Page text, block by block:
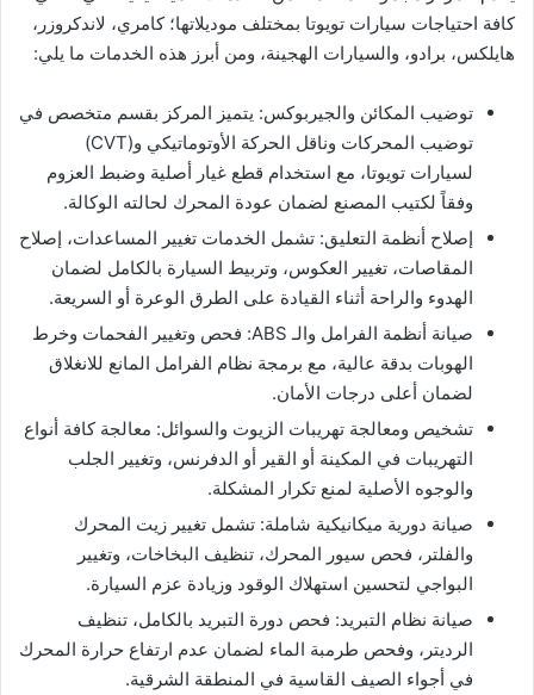
كافة احتياجات سيارات تويوتا بمختلف موديلاتها؛ كامري، لاندكروزر،
هايلكس، برادو، والسيارات الهجينة، ومن أبرز هذه الخدمات ما يلي:
توضيب المكائن والجيربوكس: يتميز المركز بقسم متخصص في
توضيب المحركات وناقل الحركة الأوتوماتيكي و(CVT)
لسيارات تويوتا، مع استخدام قطع غيار أصلية وضبط العزوم
وفقاً لكتيب المصنع لضمان عودة المحرك لحالته الوكالة.
إصلاح أنظمة التعليق: تشمل الخدمات تغيير المساعدات، إصلاح
المقاصات، تغيير العكوس، وتربيط السيارة بالكامل لضمان
الهدوء والراحة أثناء القيادة على الطرق الوعرة أو السريعة.
صيانة أنظمة الفرامل والـ ABS: فحص وتغيير الفحمات وخرط
الهوبات بدقة عالية، مع برمجة نظام الفرامل المانع للانغلاق
لضمان أعلى درجات الأمان.
تشخيص ومعالجة تهريبات الزيوت والسوائل: معالجة كافة أنواع
التهريبات في المكينة أو القير أو الدفرنس، وتغيير الجلب
والوجوه الأصلية لمنع تكرار المشكلة.
صيانة دورية ميكانيكية شاملة: تشمل تغيير زيت المحرك
والفلتر، فحص سيور المحرك، تنظيف البخاخات، وتغيير
البواجي لتحسين استهلاك الوقود وزيادة عزم السيارة.
صيانة نظام التبريد: فحص دورة التبريد بالكامل، تنظيف
الرديتر، وفحص طرمبة الماء لضمان عدم ارتفاع حرارة المحرك
في أجواء الصيف القاسية في المنطقة الشرقية.